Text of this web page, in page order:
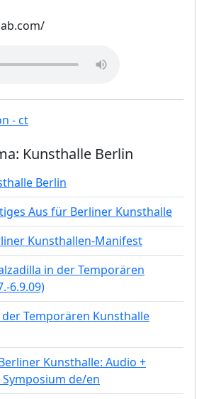
- ct
Kunsthalle Berlin
Berlin
Aus für Berliner Kunsthalle
Kunsthallen-Manifest
in der Temporären
6.9.09)
Temporären Kunsthalle
Kunsthalle: Audio +
de/en